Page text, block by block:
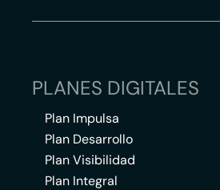
PLANES DIGITALES
Plan Impulsa
Plan Desarrollo
Plan Visibilidad
Plan Integral